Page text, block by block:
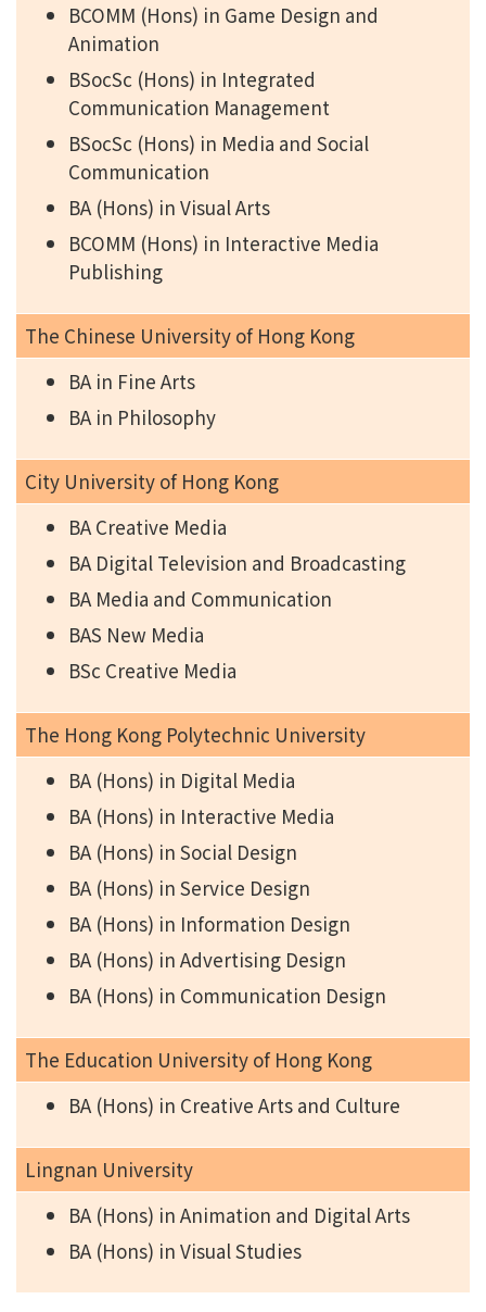
BCOMM (Hons) in Game Design and
Animation
BSocSc (Hons) in Integrated
Communication Management
BSocSc (Hons) in Media and Social
Communication
BA (Hons) in Visual Arts
BCOMM (Hons) in Interactive Media
Publishing
The Chinese University of Hong Kong
BA in Fine Arts
BA in Philosophy
City University of Hong Kong
BA Creative Media
BA Digital Television and Broadcasting
BA Media and Communication
BAS New Media
BSc Creative Media
The Hong Kong Polytechnic University
BA (Hons) in Digital Media
BA (Hons) in Interactive Media
BA (Hons) in Social Design
BA (Hons) in Service Design
BA (Hons) in Information Design
BA (Hons) in Advertising Design
BA (Hons) in Communication Design
The Education University of Hong Kong
BA (Hons) in Creative Arts and Culture
Lingnan University
BA (Hons) in Animation and Digital Arts
BA (Hons) in Visual Studies